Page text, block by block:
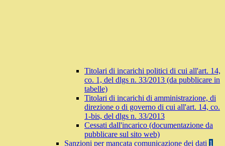
Titolari di incarichi politici di cui all'art. 14,
co. 1, del dlgs n. 33/2013 (da pubblicare in
tabelle)
Titolari di incarichi di amministrazione, di
direzione o di governo di cui all'art. 14, co.
1-bis, del dlgs n. 33/2013
Cessati dall'incarico (documentazione da
pubblicare sul sito web)
Sanzioni per mancata comunicazione dei dati 1